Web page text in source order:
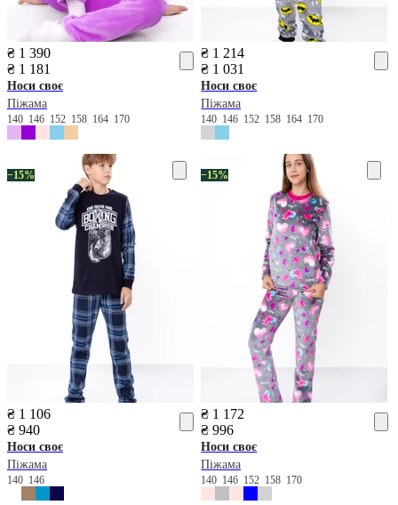
₴ 1 390
₴ 1 181
Носи своє
Піжама
140 146 152 158 164 170
₴ 1 214
₴ 1 031
Носи своє
Піжама
140 146 152 158 164 170
−15%
₴ 1 106
₴ 940
Носи своє
Піжама
140 146
−15%
₴ 1 172
₴ 996
Носи своє
Піжама
140 146 152 158 170